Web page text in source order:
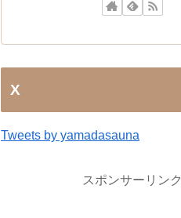
X
Tweets by yamadasauna
スポンサーリンク